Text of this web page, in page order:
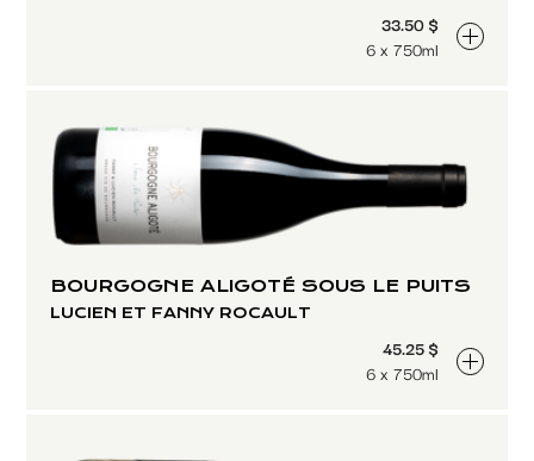
33.50 $
6 x 750ml
BOURGOGNE ALIGOTÉ SOUS LE PUITS
LUCIEN ET FANNY ROCAULT
45.25 $
6 x 750ml